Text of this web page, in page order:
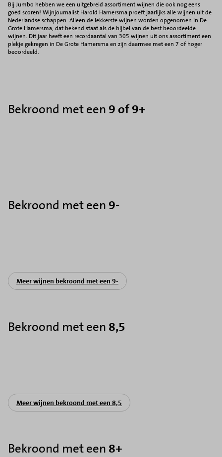
Bij Jumbo hebben we een uitgebreid assortiment wijnen die ook nog eens
goed scoren! Wijnjournalist Harold Hamersma proeft jaarlijks alle wijnen uit de
Nederlandse schappen. Alleen de lekkerste wijnen worden opgenomen in De
Grote Hamersma, dat bekend staat als de bijbel van de best beoordeelde
wijnen. Dit jaar heeft een recordaantal van 305 wijnen uit ons assortiment een
plekje gekregen in De Grote Hamersma en zijn daarmee met een 7 of hoger
beoordeeld.
Bekroond met een9 of 9+
Bekroond met een9-
Meer wijnen bekroond met een 9-
Bekroond met een 8,5
Meer wijnen bekroond met een 8,5
Bekroond met een 8+